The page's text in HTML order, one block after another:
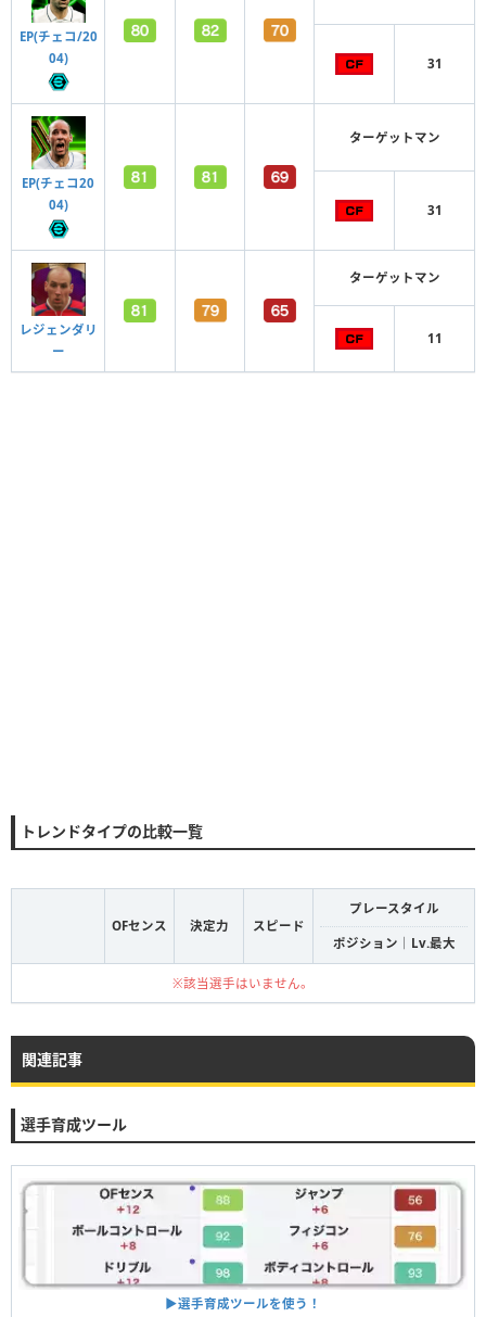
EP(チェコ/20
04)
31
EP(チェコ20
04)
ターゲットマン
31
レジェンダリ
ー
ターゲットマン
11
トレンドタイプの比較一覧
OFセンス 決定力 スピード
プレースタイル
ポジション｜Lv.最大
※該当選手はいません。
関連記事
選手育成ツール
▶︎選手育成ツールを使う！